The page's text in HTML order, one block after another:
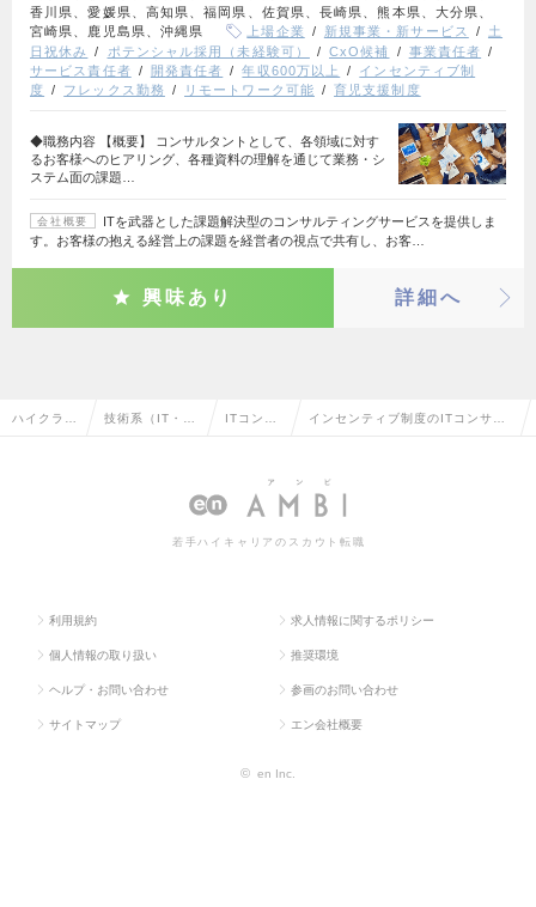
香川県、愛媛県、高知県、福岡県、佐賀県、長崎県、熊本県、大分県、
宮崎県、鹿児島県、沖縄県
上場企業 新規事業・新サービス
土
日祝休み
ポテンシャル採用（未経験可） CxO候補
事業責任者
サービス責任者
開発責任者 年収600万以上
インセンティブ制
度
フレックス勤務 リモートワーク可能 育児支援制度
◆職務内容 【概要】 コンサルタントとして、各領域に対す
るお客様へのヒアリング、各種資料の理解を通じて業務・シ
ステム面の課題…
会社概要
ITを武器とした課題解決型のコンサルティングサービスを提供しま
す。お客様の抱える経営上の課題を経営者の視点で共有し、お客…
興味あり 詳細へ
ハイクラス 技術系（IT・W ITコンサ インセンティブ制度のITコンサル
若手ハイキャリアのスカウト転職
利用規約 求人情報に関するポリシー
個人情報の取り扱い 推奨環境
ヘルプ・お問い合わせ 参画のお問い合わせ
サイトマップ エン会社概要
© en Inc.